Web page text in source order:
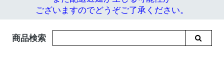
ございますのでどうぞご了承ください。
商品検索